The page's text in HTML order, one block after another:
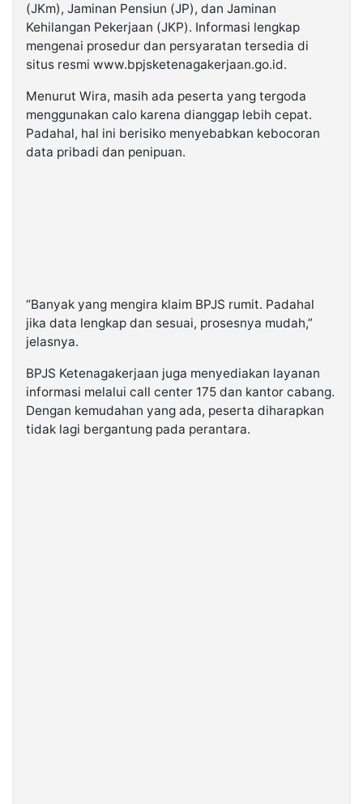
(JKm), Jaminan Pensiun (JP), dan Jaminan
Kehilangan Pekerjaan (JKP). Informasi lengkap
mengenai prosedur dan persyaratan tersedia di
situs resmi www.bpjsketenagakerjaan.go.id.
Menurut Wira, masih ada peserta yang tergoda
menggunakan calo karena dianggap lebih cepat.
Padahal, hal ini berisiko menyebabkan kebocoran
data pribadi dan penipuan.
“Banyak yang mengira klaim BPJS rumit. Padahal
jika data lengkap dan sesuai, prosesnya mudah,”
jelasnya.
BPJS Ketenagakerjaan juga menyediakan layanan
informasi melalui call center 175 dan kantor cabang.
Dengan kemudahan yang ada, peserta diharapkan
tidak lagi bergantung pada perantara.